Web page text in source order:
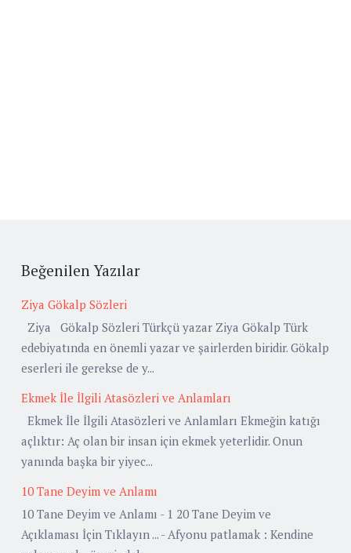
Beğenilen Yazılar
Ziya Gökalp Sözleri
Ziya Gökalp Sözleri Türkçü yazar Ziya Gökalp Türk
edebiyatında en önemli yazar ve şairlerden biridir. Gökalp
eserleri ile gerekse de y...
Ekmek İle İlgili Atasözleri ve Anlamları
Ekmek İle İlgili Atasözleri ve Anlamları Ekmeğin katığı
açlıktır: Aç olan bir insan için ekmek yeterlidir. Onun
yanında başka bir yiyec...
10 Tane Deyim ve Anlamı
10 Tane Deyim ve Anlamı - 1 20 Tane Deyim ve
Açıklaması İçin Tıklayın ... - Afyonu patlamak : Kendine